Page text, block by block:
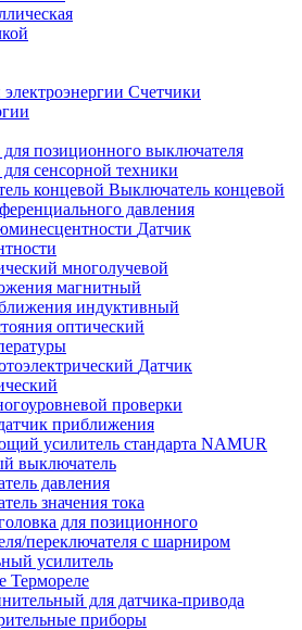
Счетчики
позиционного выключателя
сенсорной техники
Выключатель концевой
давления
Датчик
многолучевой
магнитный
индуктивный
оптический
Датчик
проверки
приближения
усилитель стандарта NAMUR
выключатель
давления
значения тока
для позиционного
переключателя с шарниром
усилитель
Термореле
для датчика-привода
приборы